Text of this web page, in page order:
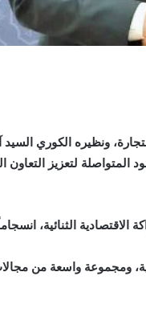
والتجارة، ونظيره الكوري
لتعزيز التعاون
الثنائية،
ومجموعة واسعة من